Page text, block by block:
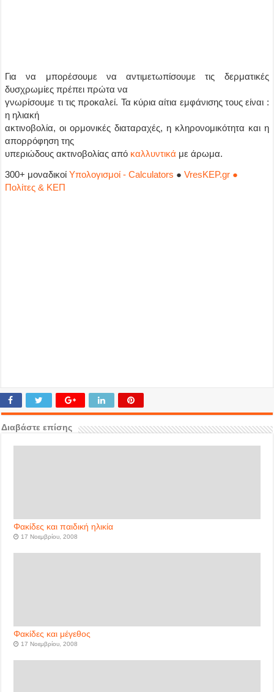
Για να μπορέσουμε να αντιμετωπίσουμε τις δερματικές
δυσχρωμίες πρέπει πρώτα να
γνωρίσουμε τι τις προκαλεί. Τα κύρια αίτια εμφάνισης τους είναι :
η ηλιακή
ακτινοβολία, οι ορμονικές διαταραχές, η κληρονομικότητα και η
απορρόφηση της
υπεριώδους ακτινοβολίας από καλλυντικά με άρωμα.
300+ μοναδικοίΥπολογισμοί - Calculators ●VresKEP.gr ●
Πολίτες & ΚΕΠ
Διαβάστε επίσης
Φακίδες και παιδική ηλικία
17 Νοεμβρίου, 2008
Φακίδες και μέγεθος
17 Νοεμβρίου, 2008